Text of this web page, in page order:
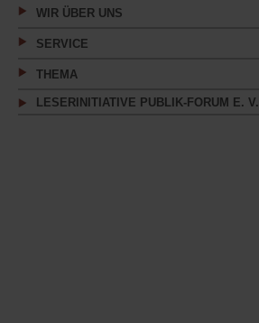
WIR ÜBER UNS
SERVICE
THEMA
LESERINITIATIVE PUBLIK-FORUM E. V.